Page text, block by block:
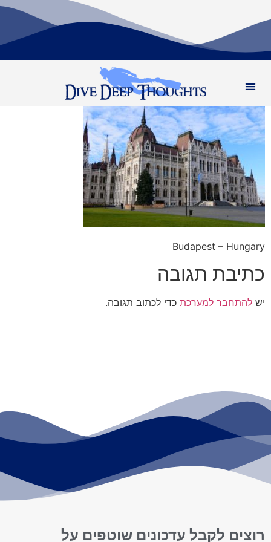
Budapest – Hungary
כתיבת תגובה
יש להתחבר למערכת כדי לכתוב תגובה.
רוצים לקבל עדכונים שוטפים על